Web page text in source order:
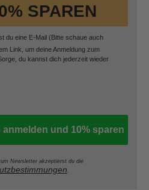
SPAREN
du eine E-Mail (Bitte schaue auch
Link, um deine Anmeldung zum
du kannst dich jederzeit wieder
und 10% sparen
Newsletter akzeptierst du die
.